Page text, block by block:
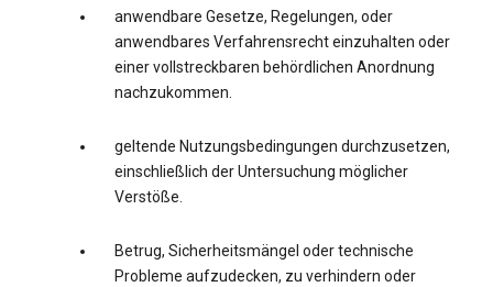
anwendbare Gesetze, Regelungen, oder
anwendbares Verfahrensrecht einzuhalten oder
einer vollstreckbaren behördlichen Anordnung
nachzukommen.
geltende Nutzungsbedingungen durchzusetzen,
einschließlich der Untersuchung möglicher
Verstöße.
Betrug, Sicherheitsmängel oder technische
Probleme aufzudecken, zu verhindern oder